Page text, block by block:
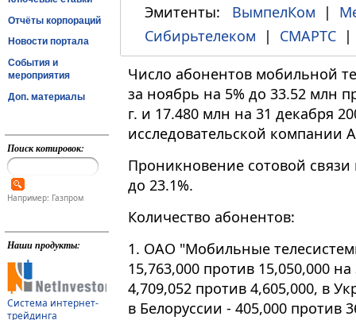
Отчёты корпораций
Новости портала
События и
мероприятия
Доп. материалы
Поиск котировок:
Например: Газпром
Наши продукты:
Система интернет-
трейдинга
Эмитенты: ВымпелКом |
Сибирьтелеком | СМАРТС
Число абонентов мобильной
за ноябрь на 5% до 33.52 млн
г. и 17.480 млн на 31 декабря
исследовательской компании
Проникновение сотовой связи
до 23.1%.
Количество абонентов:
1. ОАО "Мобильные
15,763,000 против 15,050,000
4,709,052 против 4,605,000, в
в Белоруссии - 405,000 против